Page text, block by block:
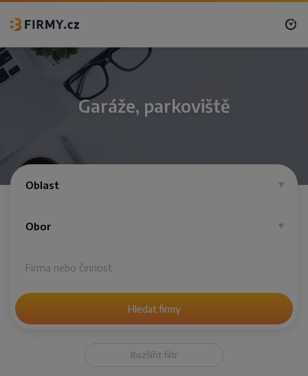
Garáže, parkoviště
Oblast
Obor
Hledat firmy
Rozšířit filtr